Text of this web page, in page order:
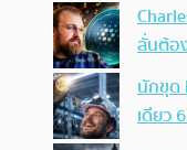
ลั่นต้อ
นักขุด
เดียว